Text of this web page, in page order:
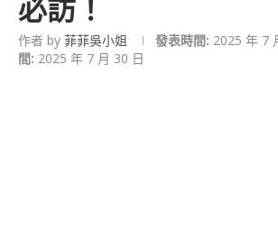
作者 by 菲菲吳小姐 發表時間: 2025 年 7
間: 2025 年 7 月 30 日